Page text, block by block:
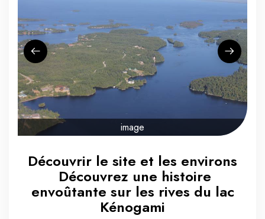
image
Découvrir le site et les environs
Découvrez une histoire
envoûtante sur les rives du lac
Kénogami